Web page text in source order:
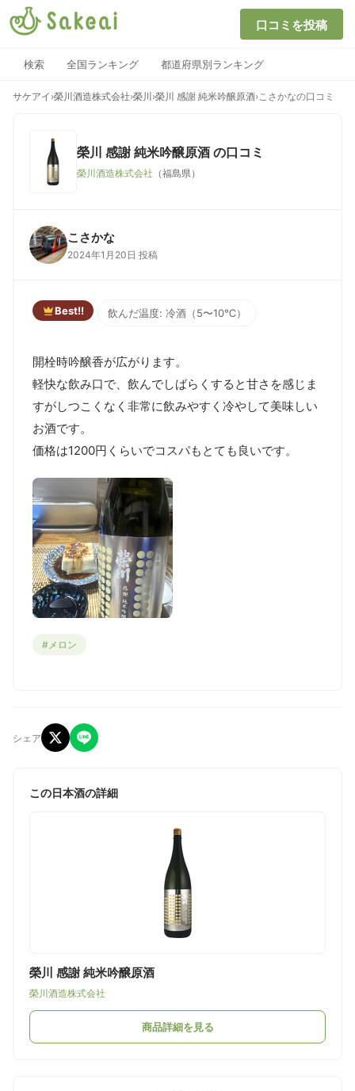
口コミを投稿
検索 全国ランキング 都道府県別ランキング
サケアイ ›榮川酒造株式会社›榮川 ›榮川 感謝 純米吟醸原酒›こさかなの口コミ
榮川 感謝 純米吟醸原酒 の口コミ
榮川酒造株式会社 （福島県）
こさかな
2024年1月20日 投稿
Best!! 飲んだ温度: 冷酒（5〜10℃）
開栓時吟醸香が広がります。
軽快な飲み口で、飲んでしばらくすると甘さを感じま
すがしつこくなく非常に飲みやすく冷やして美味しい
お酒です。
価格は1200円くらいでコスパもとても良いです。
#メロン
シェア
この日本酒の詳細
榮川 感謝 純米吟醸原酒
榮川酒造株式会社
商品詳細を見る